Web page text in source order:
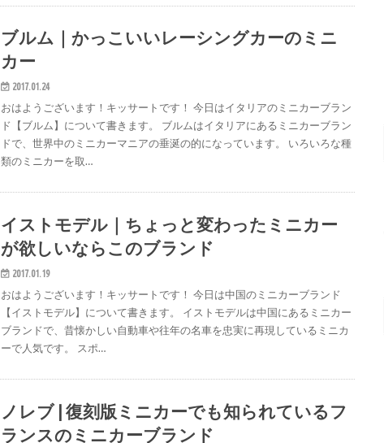
ブルム｜かっこいいレーシングカーのミニ
カー
2017.01.24
おはようございます！キッサートです！ 今日はイタリアのミニカーブラン
ド【ブルム】について書きます。 ブルムはイタリアにあるミニカーブラン
ドで、世界中のミニカーマニアの垂涎の的になっています。 いろいろな種
類のミニカーを取…
イストモデル｜ちょっと変わったミニカー
が欲しいならこのブランド
2017.01.19
おはようございます！キッサートです！ 今日は中国のミニカーブランド
【イストモデル】について書きます。 イストモデルは中国にあるミニカー
ブランドで、昔懐かしい自動車や往年の名車を忠実に再現しているミニカ
ーで人気です。 スポ…
ノレブ | 復刻版ミニカーでも知られているフ
ランスのミニカーブランド